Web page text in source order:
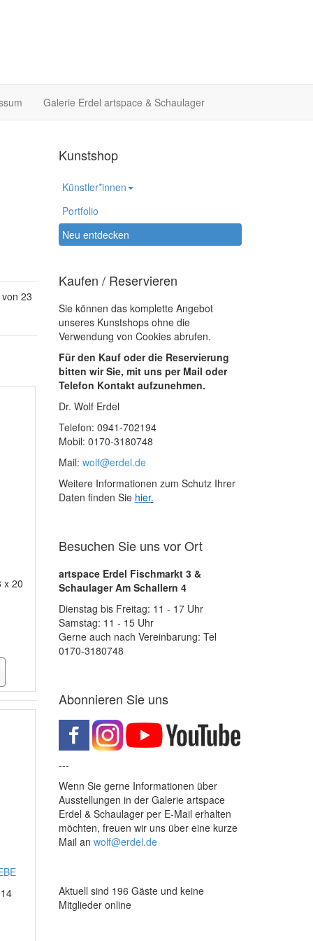
Galerie Erdel artspace & Schaulager
23
x 20
Kunstshop
Künstler*innen
Portfolio
Neu entdecken
Kaufen / Reservieren
Sie können das komplette Angebot
unseres Kunstshops ohne die
Verwendung von Cookies abrufen.
Für den Kauf oder die Reservierung
bitten wir Sie, mit uns per Mail oder
Telefon Kontakt aufzunehmen.
Dr. Wolf Erdel
Telefon: 0941-702194
Mobil: 0170-3180748
Mail: wolf@erdel.de
Weitere Informationen zum Schutz Ihrer
Daten finden Sie hier.
Besuchen Sie uns vor Ort
artspace Erdel Fischmarkt 3 &
Schaulager Am Schallern 4
Dienstag bis Freitag: 11 - 17 Uhr
Samstag: 11 - 15 Uhr
Gerne auch nach Vereinbarung: Tel
0170-3180748
Abonnieren Sie uns
---
Wenn Sie gerne Informationen über
Ausstellungen in der Galerie artspace
Erdel & Schaulager per E-Mail erhalten
möchten, freuen wir uns über eine kurze
Mail an wolf@erdel.de
Aktuell sind 196 Gäste und keine
Mitglieder online